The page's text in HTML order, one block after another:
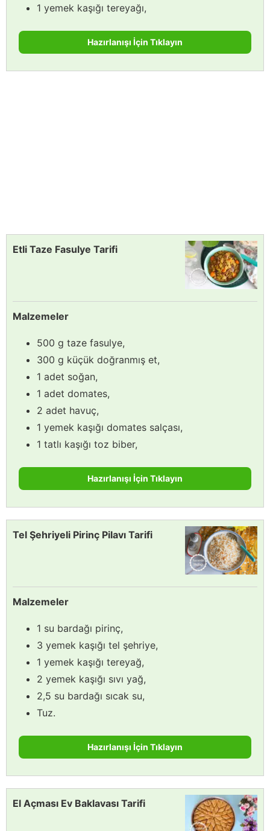
1 yemek kaşığı tereyağı,
Hazırlanışı İçin Tıklayın
Etli Taze Fasulye Tarifi
Malzemeler
500 g taze fasulye,
300 g küçük doğranmış et,
1 adet soğan,
1 adet domates,
2 adet havuç,
1 yemek kaşığı domates salçası,
1 tatlı kaşığı toz biber,
Hazırlanışı İçin Tıklayın
Tel Şehriyeli Pirinç Pilavı Tarifi
Malzemeler
1 su bardağı pirinç,
3 yemek kaşığı tel şehriye,
1 yemek kaşığı tereyağ,
2 yemek kaşığı sıvı yağ,
2,5 su bardağı sıcak su,
Tuz.
Hazırlanışı İçin Tıklayın
El Açması Ev Baklavası Tarifi